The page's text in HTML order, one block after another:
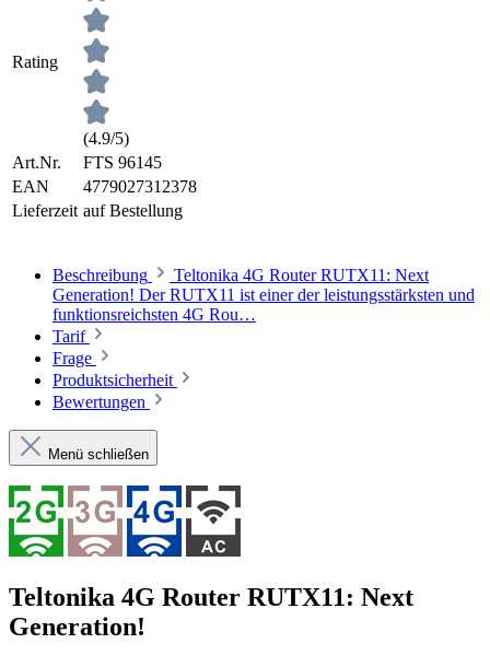
Rating
(4.9/5)
Art.Nr.
FTS 96145
EAN
4779027312378
Lieferzeit auf Bestellung
Beschreibung
Teltonika 4G Router RUTX11: Next
Generation! Der RUTX11 ist einer der leistungsstärksten und
funktionsreichsten 4G Rou…
Tarif
Frage
Produktsicherheit
Bewertungen
Menü schließen
Teltonika 4G Router RUTX11: Next
Generation!